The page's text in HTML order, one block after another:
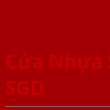
Cửa Nhựa
SGD